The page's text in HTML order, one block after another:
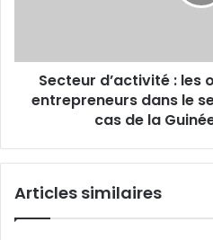
dans
secteur
-
de
Secteur d’activité : les
entrepreneurs dans le
cas de la
Articles similaires